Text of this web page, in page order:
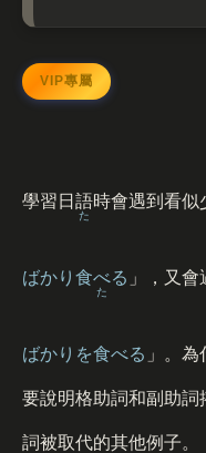
學習日語時會遇到看似
ばかり 食
た
べる 」，又會
ばかりを食
た
べる 」。
要說明格助詞和副助詞
詞被取代的其他例子。